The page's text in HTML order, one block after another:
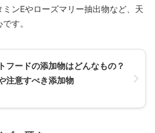
ミンEやローズマリー抽出物など、天
す。
フードの添加物はどんなもの？
注意すべき添加物